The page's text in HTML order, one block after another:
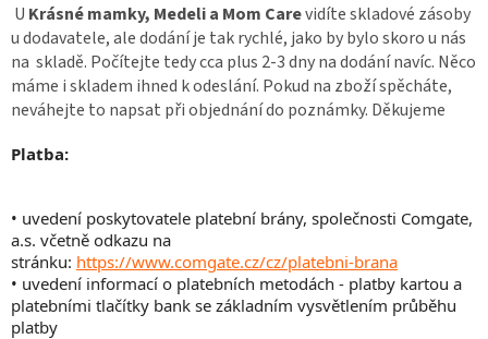
U Krásné mamky, Medeli a Mom Carevidíte skladové zásoby
u dodavatele, ale dodání je tak rychlé, jako by bylo skoro u nás
na skladě. Počítejte tedy cca plus 2-3 dny na dodání navíc. Něco
máme i skladem ihned k odeslání. Pokud na zboží spěcháte,
neváhejte to napsat při objednání do poznámky. Děkujeme
Platba:
• uvedení poskytovatele platební brány, společnosti Comgate,
a.s. včetně odkazu na
stránku: https://www.comgate.cz/cz/platebni-brana
• uvedení informací o platebních metodách - platby kartou a
platebními tlačítky bank se základním vysvětlením průběhu
platby